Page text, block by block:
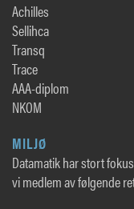
Achilles
Sellihca
Transq
Trace
AAA-diplom
NKOM
MILJØ
Datamatik har stort
vi medlem av følgende